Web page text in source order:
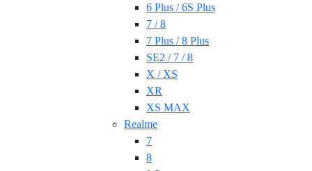
6 Plus / 6S Plus
7 / 8
7 Plus / 8 Plus
SE2 / 7 / 8
X / XS
XR
XS MAX
Realme
7
8